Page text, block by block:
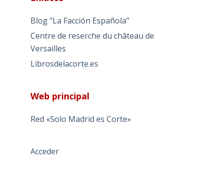
Blog "La Facción Española"
Centre de reserche du château de
Versailles
Librosdelacorte.es
Web principal
Red «Solo Madrid es Corte»
Acceder